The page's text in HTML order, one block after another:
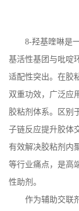
8-羟基喹啉是
基活性基团与吡啶
适配性突出。在胶
双重功效，广泛应
胶粘剂体系。区别
子链反应提升胶体
有效解决胶粘剂内
等行业痛点，是高
性助剂。
作为辅助交联